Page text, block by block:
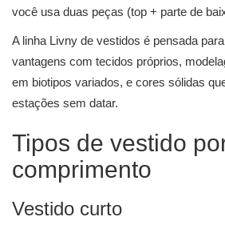
você usa duas peças (top + parte de
A linha Livny de vestidos é pensada
vantagens com tecidos próprios,
em biotipos variados, e cores sólidas
estações sem datar.
Tipos de vestido
comprimento
Vestido curto